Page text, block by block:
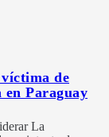
de
Paraguay
La